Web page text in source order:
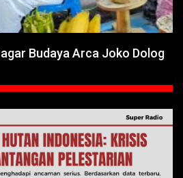
Budaya Arca Joko Dolog